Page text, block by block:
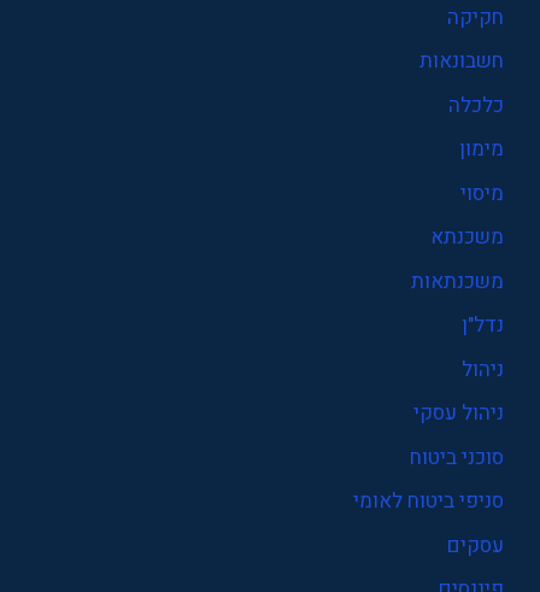
חקיקה
חשבונאות
כלכלה
מימון
מיסוי
משכנתא
משכנתאות
נדל"ן
ניהול
ניהול עסקי
סוכני ביטוח
סניפי ביטוח לאומי
עסקים